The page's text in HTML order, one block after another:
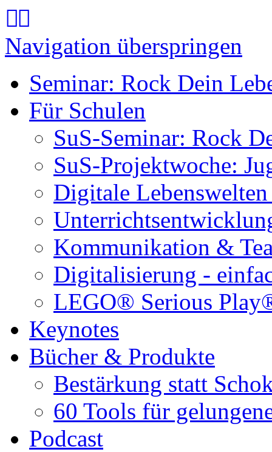
Navigation überspringen
Seminar: Rock Dein
Für Schulen
SuS-Seminar: Rock
SuS-Projektwoche:
Digitale
Kommunikation &
Digitalisierung -
LEGO® Serious
Keynotes
Bücher & Produkte
Bestärkung statt
60 Tools für
Podcast